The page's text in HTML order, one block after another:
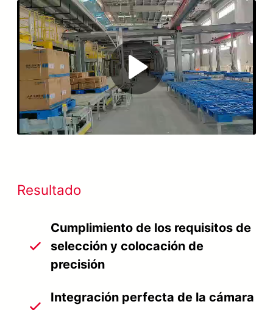
Play
Video
Resultado
Cumplimiento de los requisitos de
selección y colocación de
precisión
Integración perfecta de la cámara